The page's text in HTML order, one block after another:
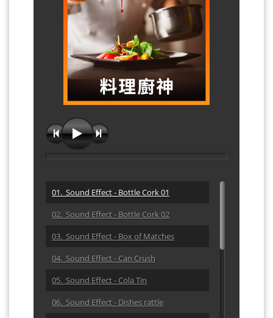
01. Sound Effect - Bottle Cork 01
02. Sound Effect - Bottle Cork 02
03. Sound Effect - Box of Matches
04. Sound Effect - Can Crush
05. Sound Effect - Cola Tin
06. Sound Effect - Dishes rattle